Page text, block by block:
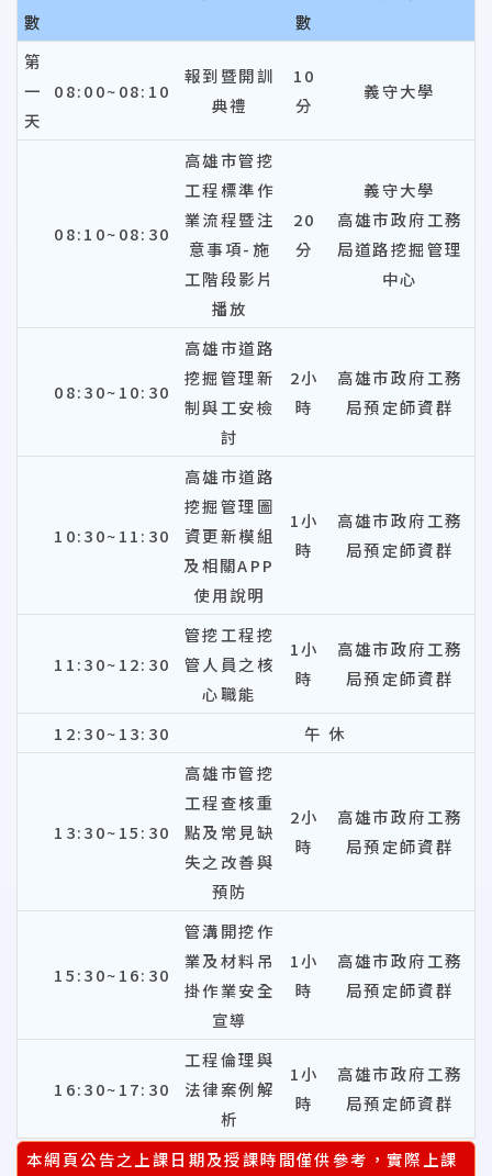
數
數
第
一
天
08:00~08:10
報到暨開訓
典禮
10
分
義守大學
08:10~08:30
高雄市管挖
工程標準作
業流程暨注
意事項-施
工階段影片
播放
20
分
義守大學
高雄市政府工務
局道路挖掘管理
中心
08:30~10:30
高雄市道路
挖掘管理新
制與工安檢
討
2小
時
高雄市政府工務
局預定師資群
10:30~11:30
高雄市道路
挖掘管理圖
資更新模組
及相關APP
使用說明
1小
時
高雄市政府工務
局預定師資群
11:30~12:30
管挖工程挖
管人員之核
心職能
1小
時
高雄市政府工務
局預定師資群
12:30~13:30 午 休
13:30~15:30
高雄市管挖
工程查核重
點及常見缺
失之改善與
預防
2小
時
高雄市政府工務
局預定師資群
15:30~16:30
管溝開挖作
業及材料吊
掛作業安全
宣導
1小
時
高雄市政府工務
局預定師資群
16:30~17:30
工程倫理與
法律案例解
析
1小
時
高雄市政府工務
局預定師資群
本網頁公告之上課日期及授課時間僅供參考，實際上課